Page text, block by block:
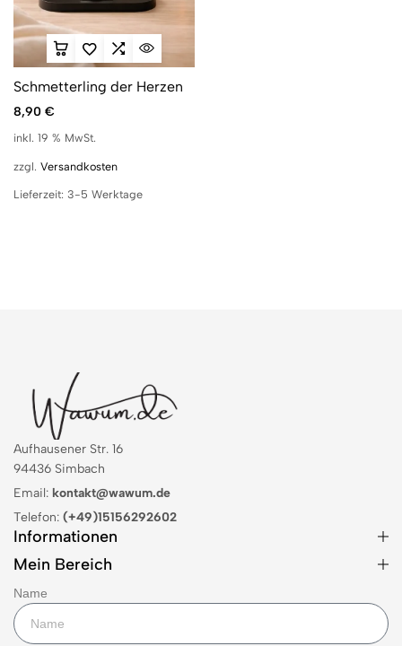
Schmetterling der Herzen
8,90 €
inkl. 19 % MwSt.
zzgl. Versandkosten
Lieferzeit: 3-5 Werktage
Aufhausener Str. 16
94436 Simbach
Email: kontakt@wawum.de
Telefon: (+49)15156292602
Informationen
Mein Bereich
Name